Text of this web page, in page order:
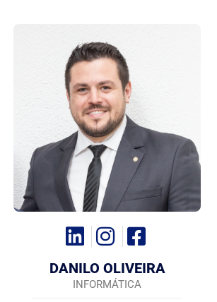
DANILO OLIVEIRA
INFORMÁTICA